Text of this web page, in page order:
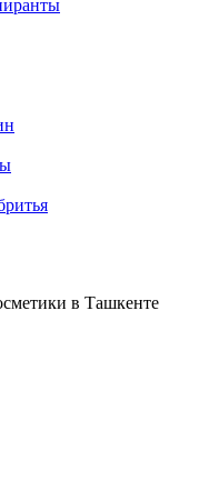
в Ташкенте